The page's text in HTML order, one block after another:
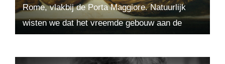
Rome, vlakbij de Porta Maggiore. Natuurlijk
wisten we dat het vreemde gebouw aan de